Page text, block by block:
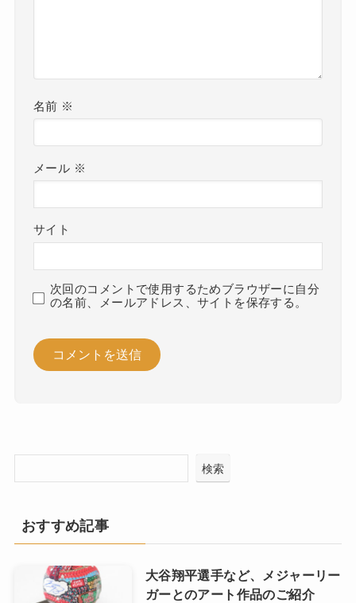
名前 ※
メール ※
サイト
次回のコメントで使用するためブラウザーに自分
の名前、メールアドレス、サイトを保存する。
検索
おすすめ記事
大谷翔平選手など、メジャーリー
ガーとのアート作品のご紹介